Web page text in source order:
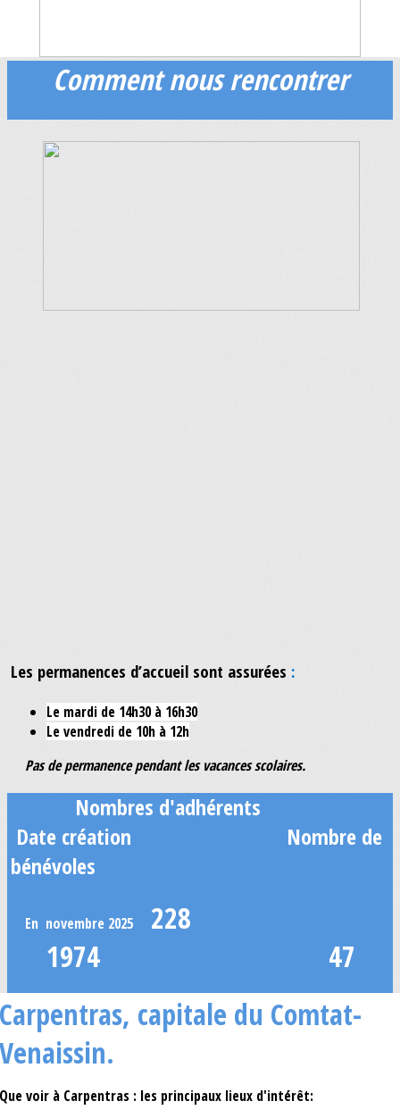
Comment nous rencontrer
Les permanences d’accueil sont assurées :
Le mardi de 14h30 à 16h30
Le vendredi de 10h à 12h
Pas de permanence pendant les vacances scolaires.
Nombres d'adhérents
Date création Nombre de
bénévoles
En novembre 2025 228
1974 47
capitale du Comtat-
voir à Carpentras : les principaux lieux d'intérêt: